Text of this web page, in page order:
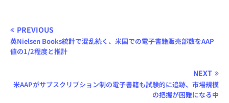
PREVIOUS
英Nielsen Books統計で混乱続く、米国での電子書籍販売部数をAAP
値の1/2程度と推計
NEXT
米AAPがサブスクリプション制の電子書籍も試験的に追跡、市場規模
の把握が困難になる中